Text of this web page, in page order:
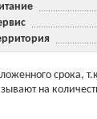
срока,
на